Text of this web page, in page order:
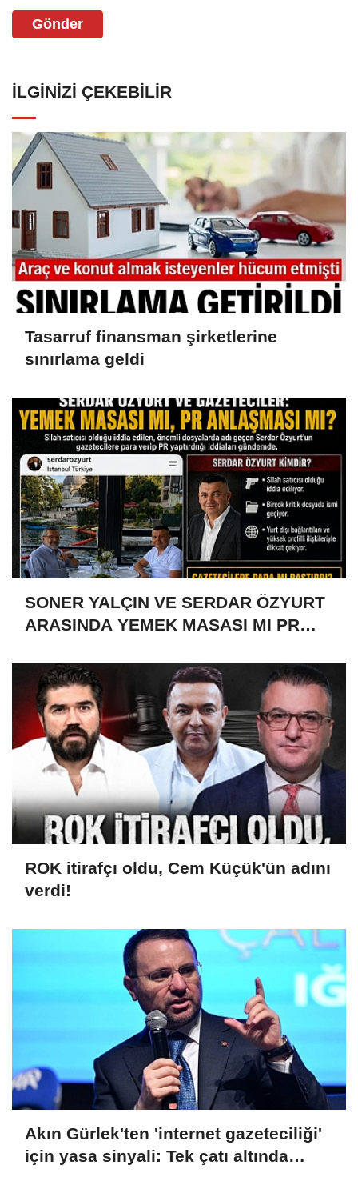
Gönder
İLGINIZI ÇEKEBILIR
Tasarruf finansman şirketlerine
sınırlama geldi
SONER YALÇIN VE SERDAR ÖZYURT
ARASINDA YEMEK MASASI MI PR
ROK itirafçı oldu, Cem Küçük'ün adını
verdi!
Akın Gürlek'ten 'internet gazeteciliği'
için yasa sinyali: Tek çatı altında